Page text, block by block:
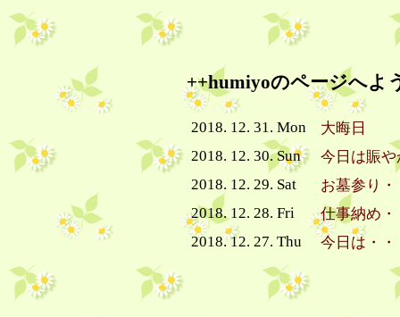
++humiyoのページへよ
2018. 12. 31. Mon
大晦日
2018. 12. 30. Sun
今日は賑
2018. 12. 29. Sat
お墓参り・
2018. 12. 28. Fri
仕事納め・
2018. 12. 27. Thu
今日は・・